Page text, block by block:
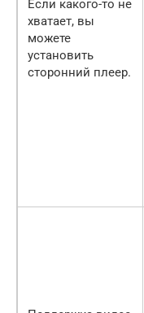
Если какого-то не
хватает, вы
можете
установить
сторонний плеер.